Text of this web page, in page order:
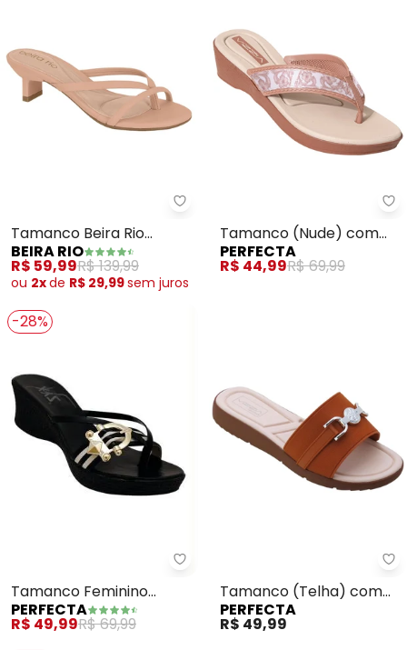
Beira Rio - Tamanco Beira Rio
Tamanco Beira Rio
(Nude)
BEIRA RIO
R$ 59,99R$ 139,99
ou 2xde R$ 29,99sem juros
Tamanco (Nude) com
Detalhe em Tecido
Estampado
PERFECTA
R$ 44,99R$ 69,99
-28%
Perfecta - Tamanco Feminino
Tamanco Feminino
(Preto)
PERFECTA
R$ 49,99R$ 69,99
Tamanco (Telha) com
Adereço
PERFECTA
R$ 49,99